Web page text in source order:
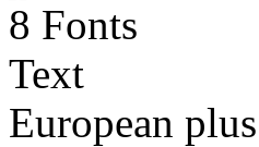
8 Fonts
Text
European plus